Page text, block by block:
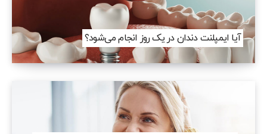
آیا ایمپلنت دندان در یک روز انجام می‌شود؟